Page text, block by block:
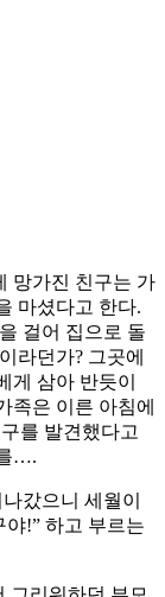
망가진 친구는 가
마셨다고 한다.
걸어 집으로 돌
라던가? 그곳에
게 삼아 반듯이
족은 이른 아침에
를 발견했다고
….
갔으니 세월이
야!” 하고 부르는